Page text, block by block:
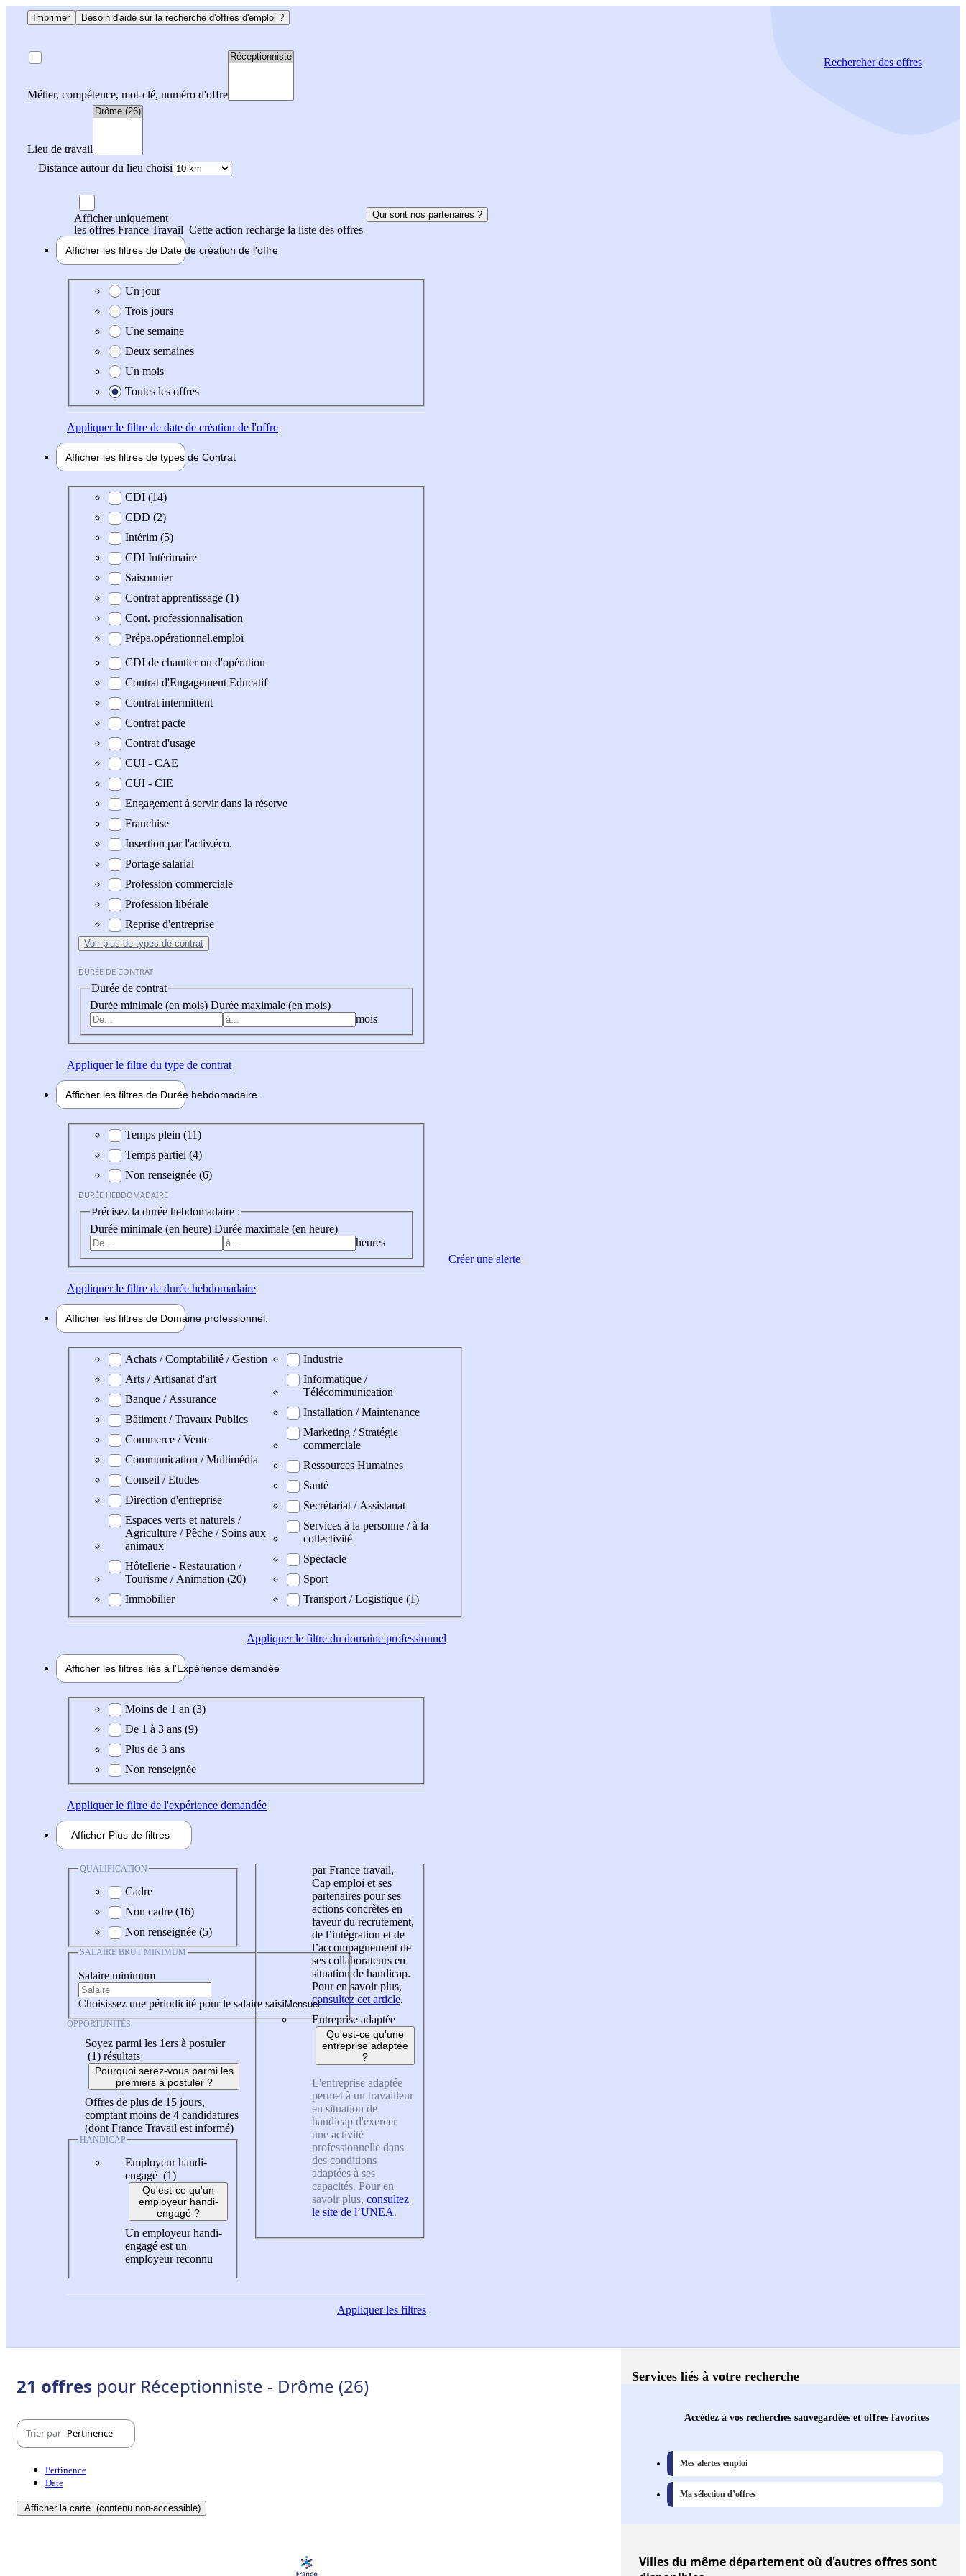
Imprimer Besoin d'aide sur la recherche d'offres d'emploi ?
Métier, compétence, mot-clé, numéro d'offre
Lieu de travail
Distance autour du lieu choisi
Rechercherdes offres
Afficher uniquement
les offres France Travail Cette action recharge la liste des offres
Qui sont nos partenaires ?
Afficher les filtres de Date de création de l'offre
Date de création de l'offre
Un jour
Trois jours
Une semaine
Deux semaines
Un mois
Toutes les offres
Appliquerle filtre de date de création de l'offre
Afficher les filtres de types de Contrat
Type de contratCDI (14)
CDD (2)
Intérim (5)
CDI Intérimaire
Saisonnier
Contrat apprentissage (1)
Cont. professionnalisation
Prépa.opérationnel.emploi
CDI de chantier ou d'opération
Contrat d'Engagement Educatif
Contrat intermittent
Contrat pacte
Contrat d'usage
CUI - CAE
CUI - CIE
Engagement à servir dans la réserve
Franchise
Insertion par l'activ.éco.
Portage salarial
Profession commerciale
Profession libérale
Reprise d'entreprise
Voir plus de types de contrat
DURÉE DE CONTRAT
Durée de contrat
Durée minimale (en mois) Durée maximale (en mois)
mois
Appliquerle filtre du type de contrat
Afficher les filtres de Durée hebdomadaire
Durée hebdomadaire
Temps plein (11)
Temps partiel (4)
Non renseignée (6)
DURÉE HEBDOMADAIRE
Précisez la durée hebdomadaire :
Durée minimale (en heure) Durée maximale (en heure)
heures
Appliquerle filtre de durée hebdomadaire
Afficher les filtres de Domaine professionnel
Domaine professionel
Achats / Comptabilité / Gestion
Arts / Artisanat d'art
Banque / Assurance
Bâtiment / Travaux Publics
Commerce / Vente
Communication / Multimédia
Conseil / Etudes
Direction d'entreprise
Espaces verts et naturels /
Agriculture / Pêche / Soins aux
animaux
Hôtellerie - Restauration /
Tourisme / Animation (20)
Immobilier
Industrie
Informatique /
Télécommunication
Installation / Maintenance
Marketing / Stratégie
commerciale
Ressources Humaines
Santé
Secrétariat / Assistanat
Services à la personne / à la
collectivité
Spectacle
Sport
Transport / Logistique (1)
Appliquerle filtre du domaine professionnel
Afficher les filtres liés à l'Expérience demandée
Expérience demandée
Moins de 1 an (3)
De 1 à 3 ans (9)
Plus de 3 ans
Non renseignée
Appliquerle filtre de l'expérience demandée
Afficher Plus de filtres
QUALIFICATION
Cadre
Non cadre (16)
Non renseignée (5)
SALAIRE BRUT MINIMUM
Salaire minimum
Choisissez une périodicité pour le salaire saisi
OPPORTUNITÉS
Soyez parmi les 1ers à postuler
(1) résultats
Pourquoi serez-vous parmi les
premiers à postuler ?
Offres de plus de 15 jours,
comptant moins de 4 candidatures
(dont France Travail est informé)
HANDICAP
Employeur handi-
engagé (1)
Qu'est-ce qu'un
employeur handi-
engagé ?
Un employeur handi-
engagé est un
employeur reconnu
par France travail,
Cap emploi et ses
partenaires pour ses
actions concrètes en
faveur du recrutement,
de l’intégration et de
l’accompagnement de
ses collaborateurs en
situation de handicap.
Pour en savoir plus,
consultez cet article.
Entreprise adaptée
Qu'est-ce qu'une
entreprise adaptée
?
L'entreprise adaptée
permet à un travailleur
en situation de
handicap d'exercer
une activité
professionnelle dans
des conditions
adaptées à ses
capacités. Pour en
savoir plus, consultez
le site de l’UNEA.
Appliquerles filtres
Créer une alerte
21 offres pour Réceptionniste - Drôme (26)
Trier par Pertinence
Pertinence
Date
Afficher la carte (contenu non-accessible)
Services liés à votre recherche
Accédez à vos recherches sauvegardées et offres favorites
Mes alertes emploi
Ma sélection d’offres
Villesdu même département où d'autres offres sont